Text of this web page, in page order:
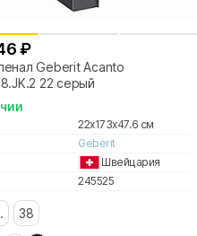
₽
Geberit Acanto
22 серый
22x173x47.6 см
Geberit
Швейцария
245525
38